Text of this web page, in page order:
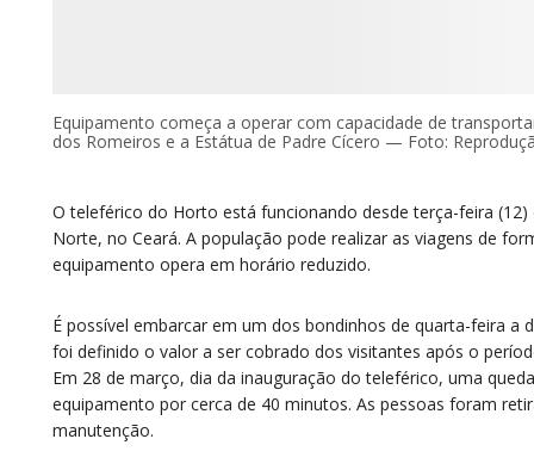
Equipamento começa a operar com capacidade de
dos Romeiros e a Estátua de Padre Cícero — Foto:
O teleférico do Horto está funcionando desde terça-feira
Norte, no Ceará. A população pode realizar as viagens de
equipamento opera em horário reduzido.
É possível embarcar em um dos bondinhos de quarta-feira a
foi definido o valor a ser cobrado dos visitantes após o
Em 28 de março, dia da inauguração do teleférico, uma
equipamento por cerca de 40 minutos. As pessoas foram
manutenção.